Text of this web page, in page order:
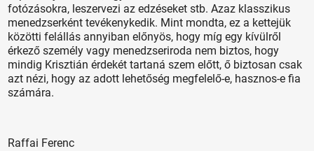
fotózásokra, leszervezi az edzéseket stb. Azaz klasszikus
menedzserként tevékenykedik. Mint mondta, ez a kettejük
közötti felállás annyiban előnyös, hogy míg egy kívülről
érkező személy vagy menedzseriroda nem biztos, hogy
mindig Krisztián érdekét tartaná szem előtt, ő biztosan csak
azt nézi, hogy az adott lehetőség megfelelő-e, hasznos-e fia
számára.
Raffai Ferenc